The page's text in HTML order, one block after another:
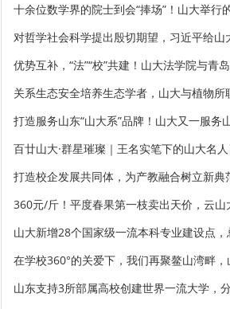
十余位数学界的院士到会“捧场”！山大举行
对哲学社会科学提出殷切期望，习近平给
优势互补，“法”“校”共建！山大法学院与青
关系生态安全培养生态学者，山大与植物所
打造服务山东“山大系”品牌！山大又一服务
百廿山大·群星璀璨｜王名实笔下的山大名
打造校企发展共同体，为产教融合树立新
360元/斤！平度春果第一枝卖出天价，云
山大新增28个国家级一流本科专业建设点
在学校360°的关爱下，我们再聚鳌山湾畔
山东支持3所部属高校创建世界一流大学，